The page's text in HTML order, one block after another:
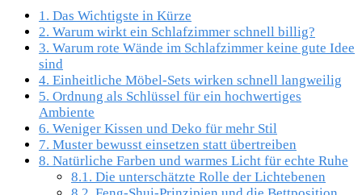
1. Das Wichtigste in Kürze
2. Warum wirkt ein Schlafzimmer schnell billig?
3. Warum rote Wände im Schlafzimmer keine gute Idee
sind
4. Einheitliche Möbel-Sets wirken schnell langweilig
5. Ordnung als Schlüssel für ein hochwertiges
Ambiente
6. Weniger Kissen und Deko für mehr Stil
7. Muster bewusst einsetzen statt übertreiben
8. Natürliche Farben und warmes Licht für echte Ruhe
8.1. Die unterschätzte Rolle der Lichtebenen